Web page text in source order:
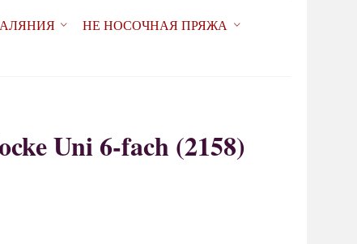
НЕ НОСОЧНАЯ ПРЯЖА
товар отсутствует
Uni 6-fach (2158)